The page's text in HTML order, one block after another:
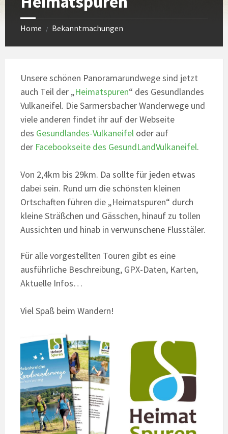
Home / Bekanntmachungen
Unsere schönen Panoramarundwege sind jetzt
auch Teil der „Heimatspuren“ des Gesundlandes
Vulkaneifel. Die Sarmersbacher Wanderwege und
viele anderen findet ihr auf der Webseite
des Gesundlandes-Vulkaneifel oder auf
der Facebookseite des GesundLandVulkaneifel.
Von 2,4km bis 29km. Da sollte für jeden etwas
dabei sein. Rund um die schönsten kleinen
Ortschaften führen die „Heimatspuren“ durch
kleine Sträßchen und Gässchen, hinauf zu tollen
Aussichten und hinab in verwunschene Flusstäler.
Für alle vorgestellten Touren gibt es eine
ausführliche Beschreibung, GPX-Daten, Karten,
Aktuelle Infos…
Viel Spaß beim Wandern!